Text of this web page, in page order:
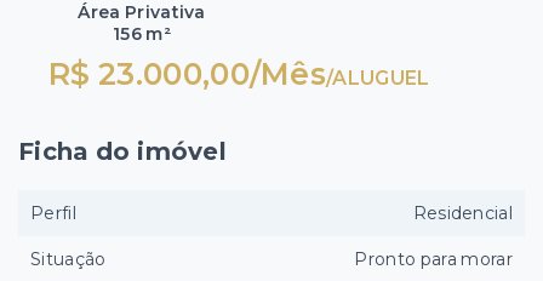
Área Privativa
156 m²
R$ 23.000,00/Mês/ALUGUEL
Ficha do imóvel
Perfil Residencial
Situação Pronto para morar